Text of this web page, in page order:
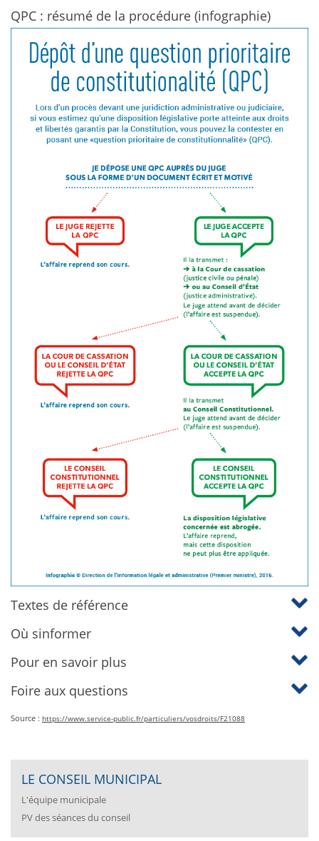
QPC : résumé de la procédure (infographie)
Textes de référence
Où sinformer
Pour en savoir plus
Foire aux questions
Source : https://www.service-public.fr/particuliers/vosdroits/F21088
LE CONSEIL MUNICIPAL
L'équipe municipale
PV des séances du conseil